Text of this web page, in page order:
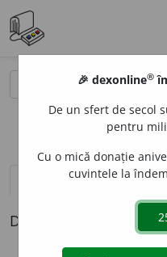
definiții (1) pronunție
Definiția cu ID-ul
🎉 dexonline®
De un sfert de secol
pentru
Cu o mică donație
cuvintele la